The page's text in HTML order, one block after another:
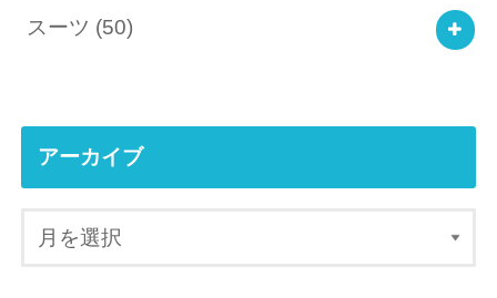
スーツ (50)
アーカイブ